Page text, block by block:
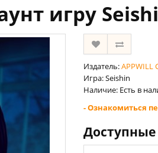
игру
Издатель:APPWILL
Игра: Seishin
Наличие: Есть в
- Ознакомиться